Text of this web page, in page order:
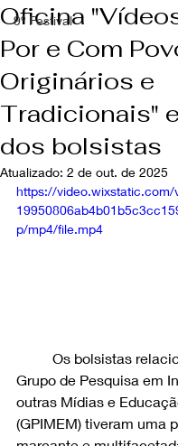
9º Festival
Oficina
Por e Com
Originários e
Tradicionais"
dos bolsistas
Atualizado: 2 de out. de 2025
https://video.wixstatic.com/
p/mp4/file.mp4
Grupo de Pesquisa em
outras Mídias e
(GPIMEM) tiveram uma